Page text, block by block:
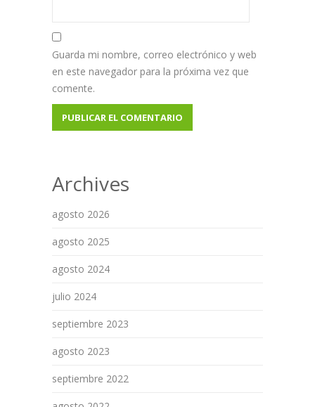
Guarda mi nombre, correo electrónico y web
en este navegador para la próxima vez que
comente.
Archives
agosto 2026
agosto 2025
agosto 2024
julio 2024
septiembre 2023
agosto 2023
septiembre 2022